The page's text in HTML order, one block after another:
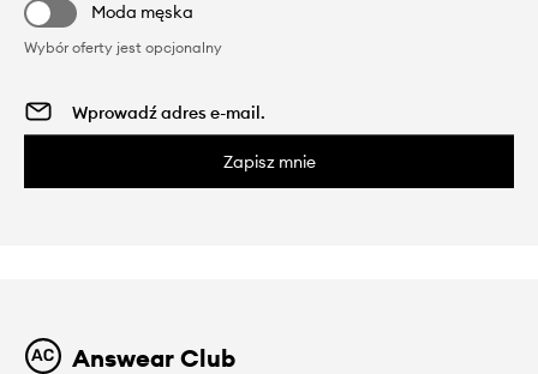
Moda męska
Wybór oferty jest opcjonalny
Zapisz mnie
Answear Club